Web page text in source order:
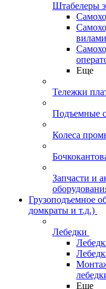
Штабелеры
вилами
Еще
Тележки
Подъемные
Колеса
Запчасти и
Грузоподъемное
домкраты и т.д.)
Лебедки
Еще